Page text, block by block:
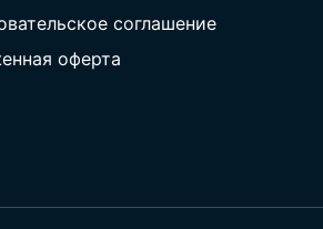
соглашение
оферта